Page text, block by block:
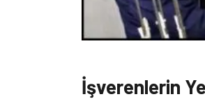
İşverenlerin